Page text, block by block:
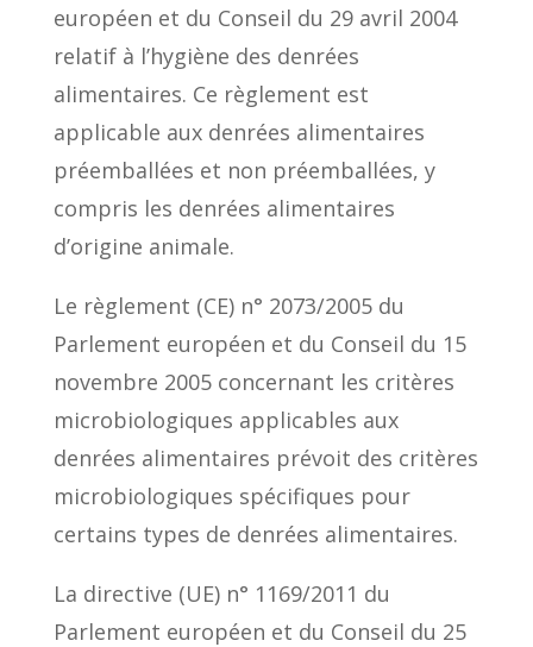
européen et du Conseil du 29 avril 2004
relatif à l’hygiène des denrées
alimentaires. Ce règlement est
applicable aux denrées alimentaires
préemballées et non préemballées, y
compris les denrées alimentaires
d’origine animale.
Le règlement (CE) n° 2073/2005 du
Parlement européen et du Conseil du 15
novembre 2005 concernant les critères
microbiologiques applicables aux
denrées alimentaires prévoit des critères
microbiologiques spécifiques pour
certains types de denrées alimentaires.
La directive (UE) n° 1169/2011 du
Parlement européen et du Conseil du 25